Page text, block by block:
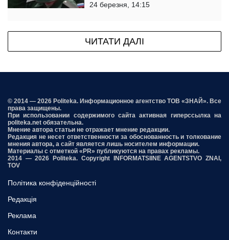
24 березня, 14:15
ЧИТАТИ ДАЛІ
© 2014 — 2026 Politeka. Информационное агентство ТОВ «ЗНАЙ». Все
права защищены.
При использовании содержимого сайта активная гиперссылка на
politeka.net обязательна.
Мнение автора статьи не отражает мнение редакции.
Редакция не несет ответственности за обоснованность и толкование
мнения автора, а сайт является лишь носителем информации.
Материалы с отметкой «PR» публикуются на правах рекламы.
2014 — 2026 Politeka. Copyright INFORMATSIINE AGENTSTVO ZNAI,
TOV
Політика конфіденційності
Редакція
Реклама
Контакти